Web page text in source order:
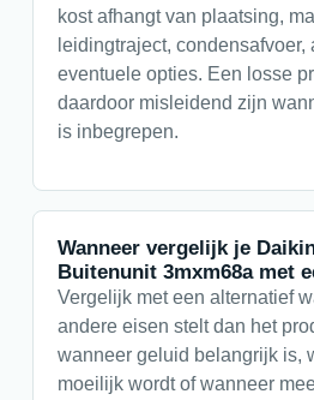
kost afhangt van plaatsing,
leidingtraject, condensafvoer,
eventuele opties. Een losse
daardoor misleidend zijn
is inbegrepen.
Wanneer vergelijk je
Buitenunit 3mxm68a met
Vergelijk met een alternatief
andere eisen stelt dan het
wanneer geluid belangrijk is,
moeilijk wordt of wanneer